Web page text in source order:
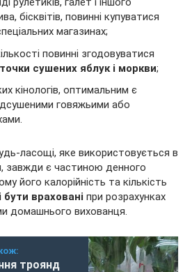
бісквітів, повинні купуватися
магазинах;
повинні згодовуватися
сушених яблук і моркви;
кінологів, оптимальним є
говяжьими або
ласощі, яке використовується в
завжди є частиною денного
його калорійність та кількість
бути враховані при розрахунках
домашнього вихованця.
троянд